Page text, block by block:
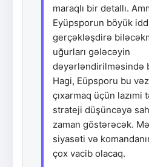
maraqlı bir detallı.
Eyüpsporun böyük
gerçəkləşdirə
uğurları gələcəyin
dəyərləndirilməsində
Hagi, Eüpsporu bu
çıxarmaq üçün lazımi
strateji düşüncəyə
zaman göstərəcək.
siyasəti və
çox vacib olacaq.